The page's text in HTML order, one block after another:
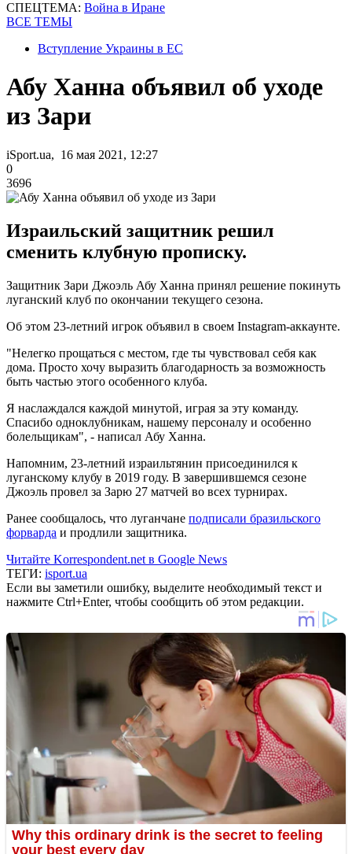
СПЕЦТЕМА: Война в Иране
ВСЕ ТЕМЫ
Вступление Украины в ЕС
Абу Ханна объявил об уходе
из Зари
iSport.ua, 16 мая 2021, 12:27
0
3696
Израильский защитник решил
сменить клубную прописку.
Защитник Зари Джоэль Абу Ханна принял решение покинуть
луганский клуб по окончании текущего сезона.
Об этом 23-летний игрок объявил в своем Instagram-аккаунте.
"Нелегко прощаться с местом, где ты чувствовал себя как
дома. Просто хочу выразить благодарность за возможность
быть частью этого особенного клуба.
Я наслаждался каждой минутой, играя за эту команду.
Спасибо одноклубникам, нашему персоналу и особенно
болельщикам", - написал Абу Ханна.
Напомним, 23-летний израильтянин присоединился к
луганскому клубу в 2019 году. В завершившемся сезоне
Джоэль провел за Зарю 27 матчей во всех турнирах.
Ранее сообщалось, что луганчане подписали бразильского
форварда и продлили защитника.
Читайте Korrespondent.net в Google News
ТЕГИ: isport.ua
Если вы заметили ошибку, выделите необходимый текст и
нажмите Ctrl+Enter, чтобы сообщить об этом редакции.